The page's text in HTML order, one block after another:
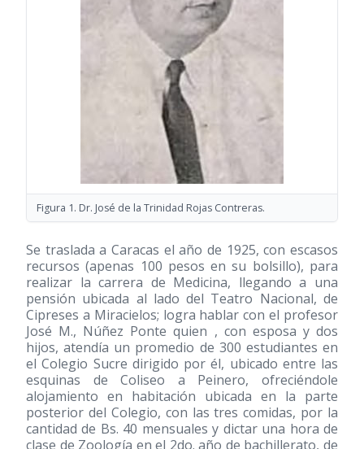
Figura 1. Dr. José de la Trinidad Rojas Contreras.
Se traslada a Caracas el año de 1925, con escasos
recursos (apenas 100 pesos en su bolsillo), para
realizar la carrera de Medicina, llegando a una
pensión ubicada al lado del Teatro Nacional, de
Cipreses a Miracielos; logra hablar con el profesor
José M., Núñez Ponte quien , con esposa y dos
hijos, atendía un promedio de 300 estudiantes en
el Colegio Sucre dirigido por él, ubicado entre las
esquinas de Coliseo a Peinero, ofreciéndole
alojamiento en habitación ubicada en la parte
posterior del Colegio, con las tres comidas, por la
cantidad de Bs. 40 mensuales y dictar una hora de
clase de Zoología en el 2do. año de bachillerato, de